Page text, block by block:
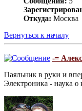
Откуда: Москва
Вернуться к началу
-=
Паяльник в руки и
Электроника - наука о